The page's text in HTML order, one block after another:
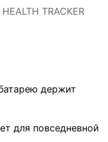
TRACKER
держит
для повседневной